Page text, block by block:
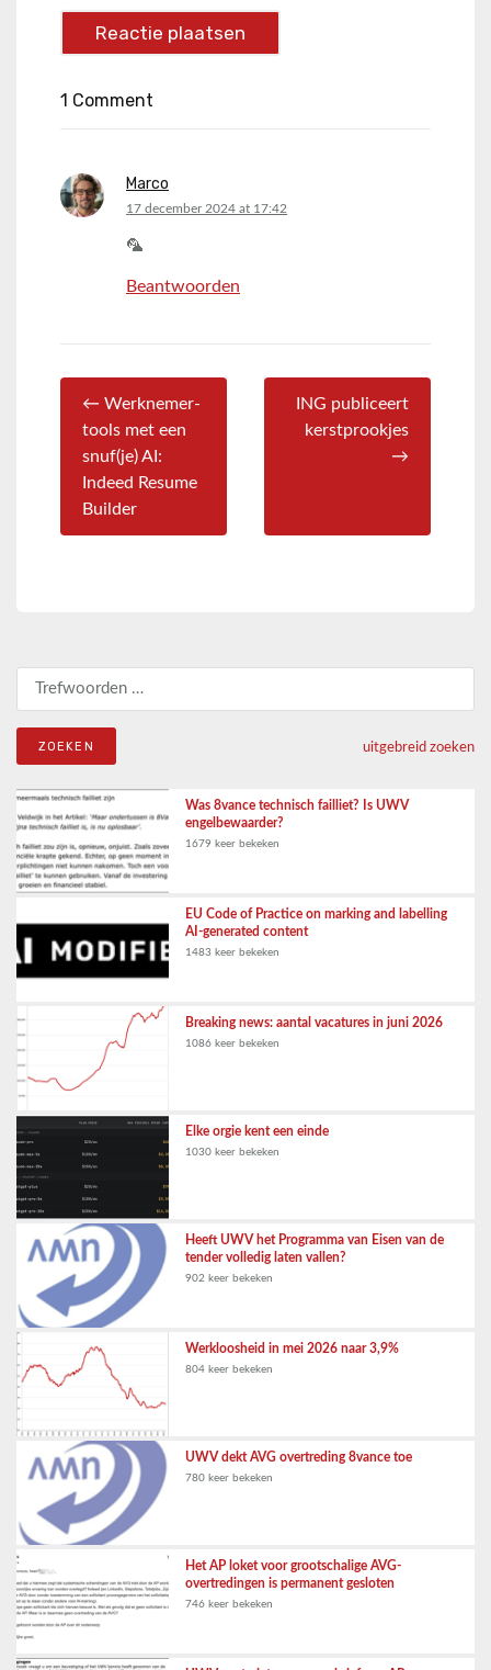
1 Comment
Marco
says:
17 december 2024 at 17:42
🦜
Beantwoorden
← Werknemer-
tools met een
snuf(je) AI:
Indeed Resume
Builder
ING publiceert
kerstprookjes
→
Zoeken naar:
uitgebreid zoeken
Was 8vance technisch failliet? Is UWV
engelbewaarder?
1679 keer bekeken
EU Code of Practice on marking and labelling
AI-generated content
1483 keer bekeken
Breaking news: aantal vacatures in juni 2026
1086 keer bekeken
Elke orgie kent een einde
1030 keer bekeken
Heeft UWV het Programma van Eisen van de
tender volledig laten vallen?
902 keer bekeken
Werkloosheid in mei 2026 naar 3,9%
804 keer bekeken
UWV dekt AVG overtreding 8vance toe
780 keer bekeken
Het AP loket voor grootschalige AVG-
overtredingen is permanent gesloten
746 keer bekeken